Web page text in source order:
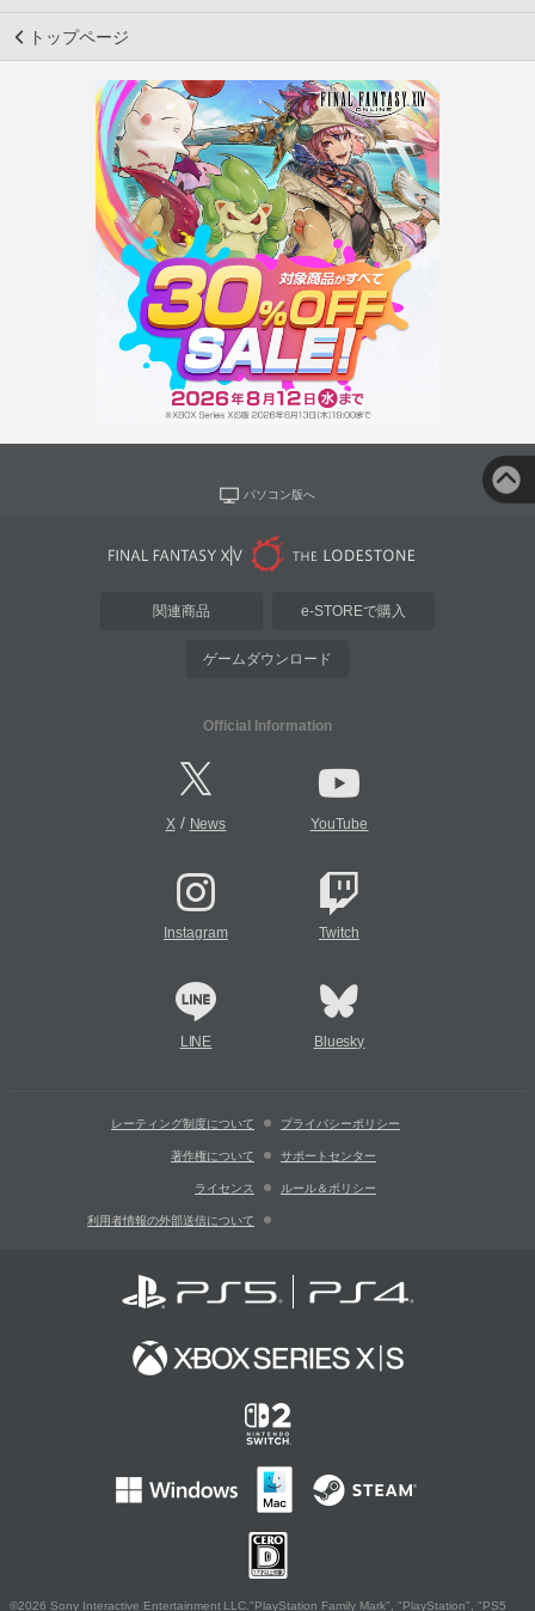
トップページ
パソコン版へ
関連商品 e-STOREで購入
ゲームダウンロード
Official Information
X/ News YouTube
Instagram Twitch
LINE Bluesky
レーティング制度について プライバシーポリシー
著作権について サポートセンター
ライセンス ルール＆ポリシー
利用者情報の外部送信について
©2026 Sony Interactive Entertainment LLC."PlayStation Family Mark", "PlayStation", "PS5